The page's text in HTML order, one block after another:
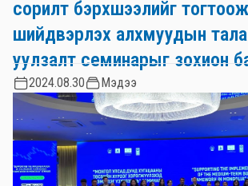
сорилт бэрхшээлийг
шийдвэрлэх алхмуудын
уулзалт семинарыг зохион
2024.08.30 Мэдээ